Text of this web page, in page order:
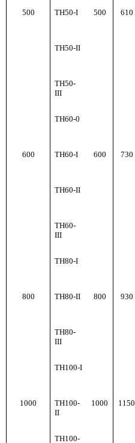
500 ТН50-I 500 610
ТН50-II
ТН50-
III
ТН60-0
600 ТН60-I 600 730
ТН60-II
ТН60-
III
ТН80-I
800 ТН80-II 800 930
ТН80-
III
ТН100-I
1000
ТН100-
II
1000 1150
ТН100-